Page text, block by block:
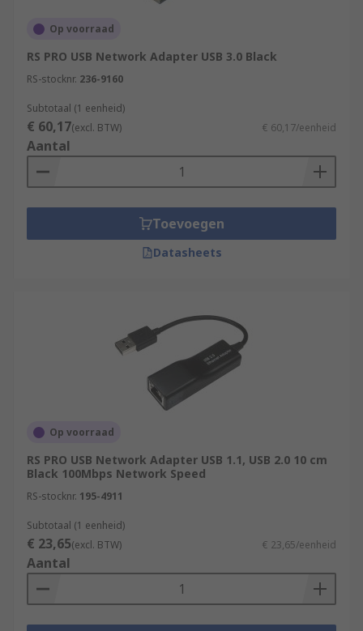
countless satisfied customers who have unlocked
the full potential of their devices with our
reliable and high-performance USB network
network adapters and experience the difference.
Stay connected effortlessly, and enjoy the
internet at its best.
Op voorraad
RS PRO USB Network Adapter USB 3.0 Black
RS-stocknr. 236-9160
Subtotaal (1 eenheid)
€ 60,17(excl. BTW) € 60,17/eenheid
Aantal
Toevoegen
Datasheets
Op voorraad
RS PRO USB Network Adapter USB 1.1, USB 2.0 10 cm
Black 100Mbps Network Speed
RS-stocknr. 195-4911
Subtotaal (1 eenheid)
€ 23,65(excl. BTW) € 23,65/eenheid
Aantal